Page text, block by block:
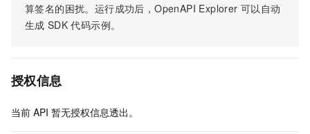
算签名的困扰。运行成功后，OpenAPI Explorer 可以自动
生成 SDK 代码示例。
授权信息
当前 API 暂无授权信息透出。